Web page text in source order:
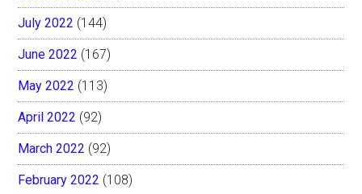
July 2022 (144)
June 2022 (167)
May 2022 (113)
April 2022 (92)
March 2022 (92)
February 2022 (108)